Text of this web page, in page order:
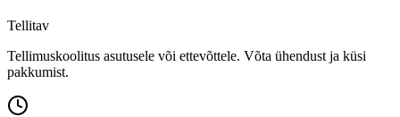
Tellitav
Tellimuskoolitus asutusele või ettevõttele. Võta ühendust ja küsi
pakkumist.